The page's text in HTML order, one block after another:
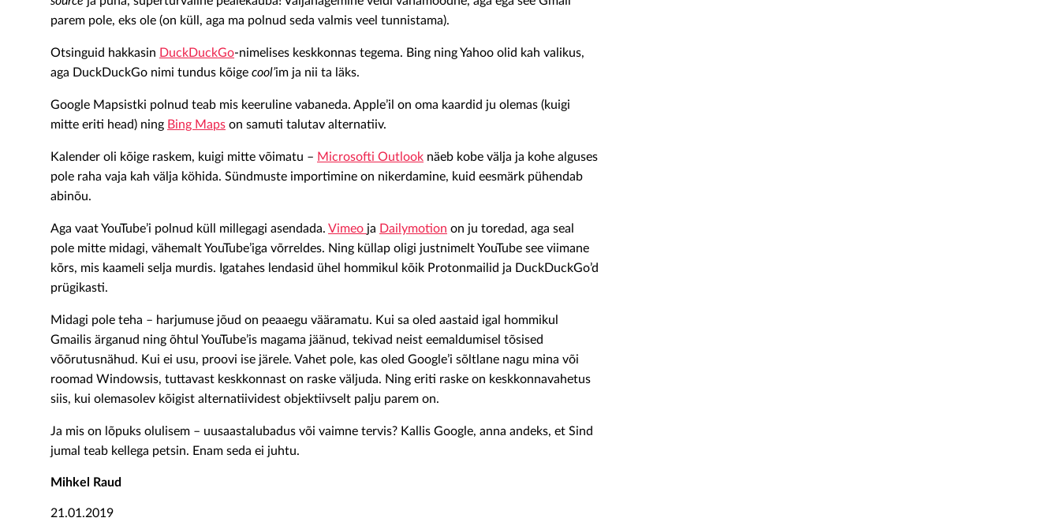
parem pole, eks ole (on küll, aga ma polnud seda valmis veel tunnistama).
Otsinguid hakkasin DuckDuckGo-nimelises keskkonnas tegema. Bing ning Yahoo olid kah valikus,
aga DuckDuckGo nimi tundus kõige cool’im ja nii ta läks.
Google Mapsistki polnud teab mis keeruline vabaneda. Apple’il on oma kaardid ju olemas (kuigi
mitte eriti head) ning Bing Maps on samuti talutav alternatiiv.
Kalender oli kõige raskem, kuigi mitte võimatu – Microsofti Outlook näeb kobe välja ja kohe alguses
pole raha vaja kah välja köhida. Sündmuste importimine on nikerdamine, kuid eesmärk pühendab
abinõu.
Aga vaat YouTube’i polnud küll millegagi asendada. Vimeo ja Dailymotion on ju toredad, aga seal
pole mitte midagi, vähemalt YouTube’iga võrreldes. Ning küllap oligi justnimelt YouTube see viimane
kõrs, mis kaameli selja murdis. Igatahes lendasid ühel hommikul kõik Protonmailid ja DuckDuckGo’d
prügikasti.
Midagi pole teha – harjumuse jõud on peaaegu vääramatu. Kui sa oled aastaid igal hommikul
Gmailis ärganud ning õhtul YouTube’is magama jäänud, tekivad neist eemaldumisel tõsised
võõrutusnähud. Kui ei usu, proovi ise järele. Vahet pole, kas oled Google’i sõltlane nagu mina või
roomad Windowsis, tuttavast keskkonnast on raske väljuda. Ning eriti raske on keskkonnavahetus
siis, kui olemasolev kõigist alternatiividest objektiivselt palju parem on.
Ja mis on lõpuks olulisem – uusaastalubadus või vaimne tervis? Kallis Google, anna andeks, et Sind
jumal teab kellega petsin. Enam seda ei juhtu.
Mihkel Raud
21.01.2019